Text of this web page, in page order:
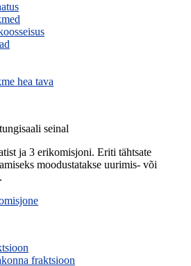
hea tava
ja 3 erikomisjoni. Eriti tähtsate
moodustatakse uurimis- või
fraktsioon